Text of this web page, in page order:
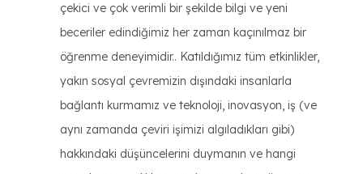
çekici ve çok verimli bir şekilde bilgi ve yeni
beceriler edindiğimiz her zaman kaçınılmaz bir
öğrenme deneyimidir.. Katıldığımız tüm etkinlikler,
yakın sosyal çevremizin dışındaki insanlarla
bağlantı kurmamız ve teknoloji, inovasyon, iş (ve
aynı zamanda çeviri işimizi algıladıkları gibi)
hakkındaki düşüncelerini duymanın ve hangi